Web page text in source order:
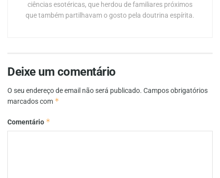
ciências esotéricas, que herdou de familiares próximos
que também partilhavam o gosto pela doutrina espírita.
Deixe um comentário
O seu endereço de email não será publicado. Campos obrigatórios
marcados com *
Comentário *